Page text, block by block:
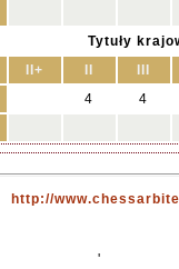
Tytuły
II+
4 4
http://
'